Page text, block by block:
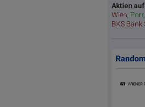
Aktien
Wien, Porr,
BKS Bank